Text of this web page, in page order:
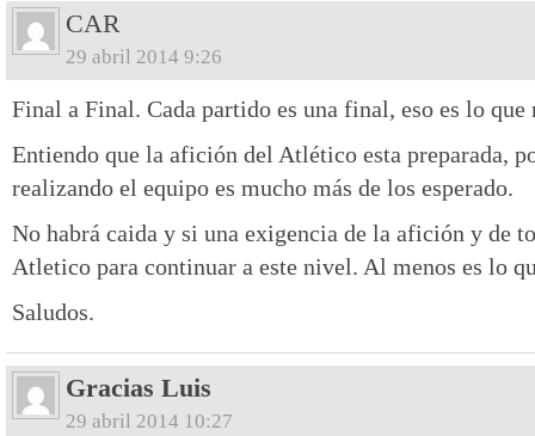
CAR
29 abril 2014 9:26
Final a Final. Cada partido es una final, eso es lo que
Entiendo que la afición del Atlético esta preparada,
realizando el equipo es mucho más de los esperado.
No habrá caida y si una exigencia de la afición y de
Atletico para continuar a este nivel. Al menos es lo
Saludos.
Gracias Luis
29 abril 2014 10:27